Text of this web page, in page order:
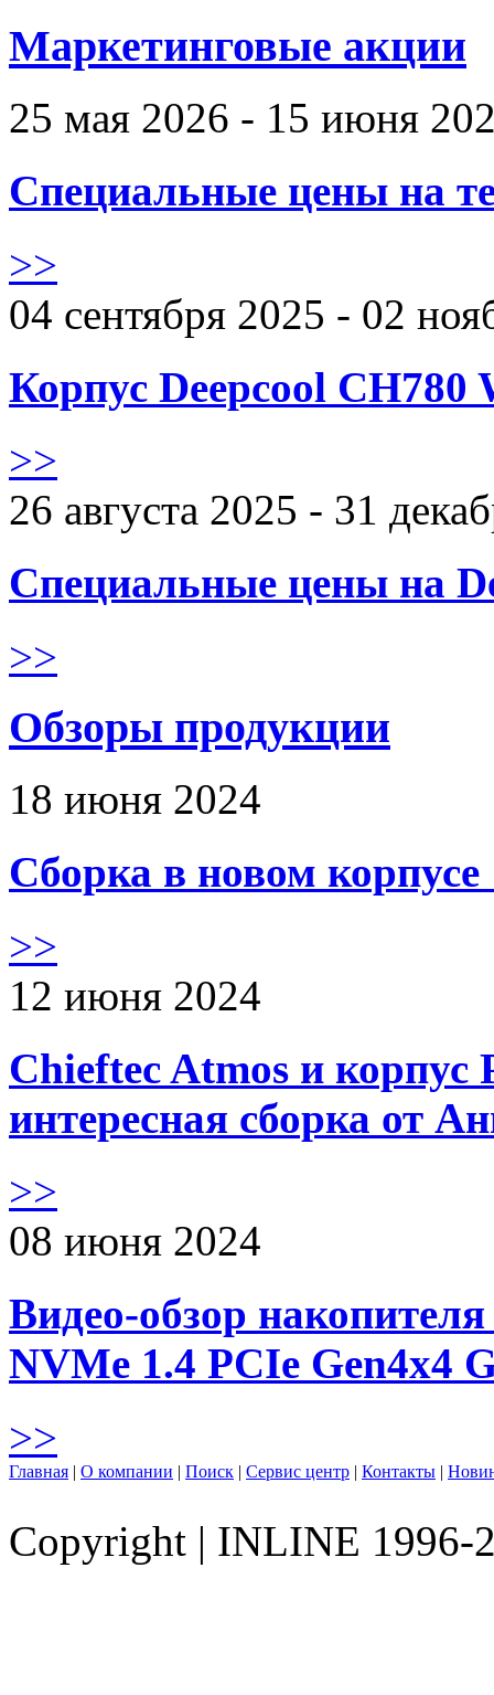
Маркетинговые акции
25 мая 2026 - 15 июня
Специальные цены на
>>
04 сентября 2025 - 02
Корпус Deepcool CH780
>>
26 августа 2025 - 31
Специальные цены на
>>
Обзоры продукции
18 июня 2024
Сборка в новом
>>
12 июня 2024
Chieftec Atmos и корпус
интересная сборка от
>>
08 июня 2024
Видео-обзор
NVMe 1.4 PCIe Gen4х4
>>
Главная | О компании | Поиск | Сервис центр | Контакты |
Copyright | INLINE 1996-